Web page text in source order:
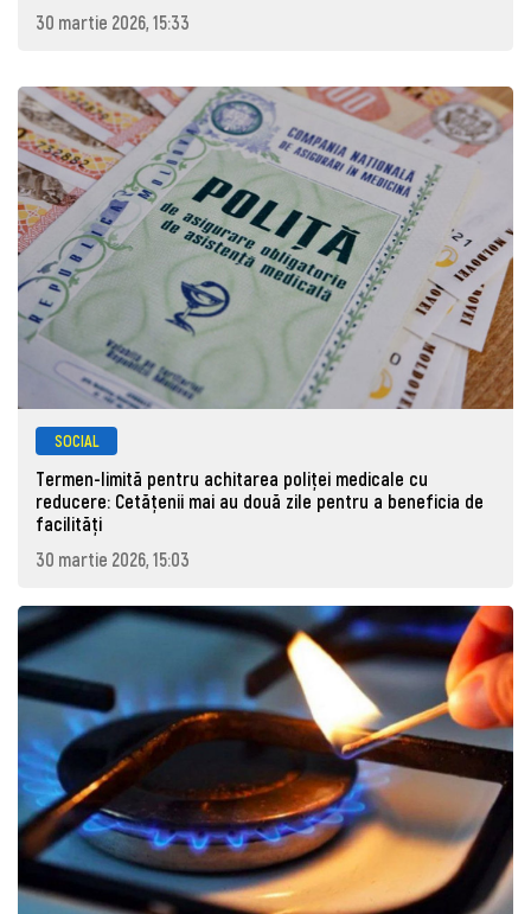
30 martie 2026, 15:33
SOCIAL
Termen-limită pentru achitarea poliței medicale cu
reducere: Cetățenii mai au două zile pentru a beneficia de
facilități
30 martie 2026, 15:03